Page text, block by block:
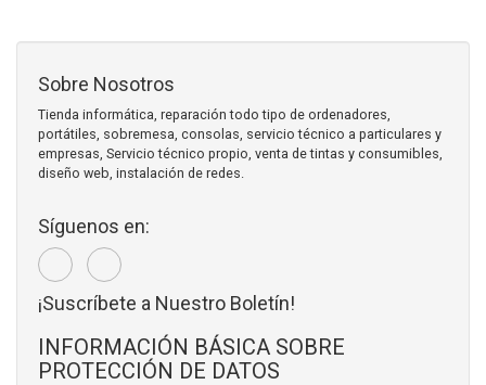
Sobre Nosotros
Tienda informática, reparación todo tipo de ordenadores,
portátiles, sobremesa, consolas, servicio técnico a particulares y
empresas, Servicio técnico propio, venta de tintas y consumibles,
diseño web, instalación de redes.
Síguenos en:
¡Suscríbete a Nuestro Boletín!
INFORMACIÓN BÁSICA SOBRE
PROTECCIÓN DE DATOS